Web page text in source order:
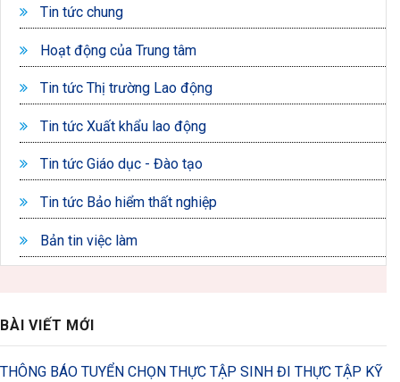
Tin tức chung
Hoạt động của Trung tâm
Tin tức Thị trường Lao động
Tin tức Xuất khẩu lao động
Tin tức Giáo dục - Đào tạo
Tin tức Bảo hiểm thất nghiệp
Bản tin việc làm
BÀI VIẾT MỚI
THÔNG BÁO TUYỂN CHỌN THỰC TẬP SINH ĐI THỰC TẬP KỸ